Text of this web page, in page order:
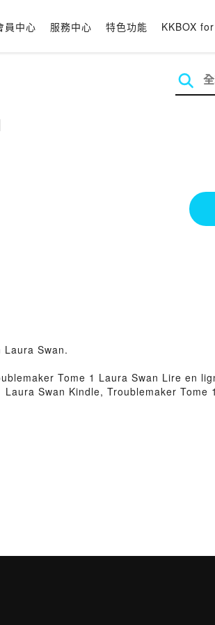
員中心 服務中心 特色功能 KKBOX
Swan.
Tome 1 Laura Swan Lire en
Swan Kindle, Troublemaker Tome